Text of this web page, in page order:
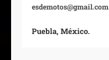
esdemotos@gmail.com
Puebla, México.